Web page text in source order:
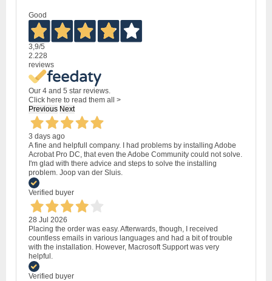
Good
3,9/5
2.228
reviews
Our 4 and 5 star reviews.
Click here to read them all >
Previous Next
3 days ago
A fine and helpfull company. I had problems by installing Adobe
Acrobat Pro DC, that even the Adobe Community could not solve.
I'm glad with there advice and steps to solve the installing
problem. Joop van der Sluis.
Verified buyer
28 Jul 2026
Placing the order was easy. Afterwards, though, I received
countless emails in various languages and had a bit of trouble
with the installation. However, Macrosoft Support was very
helpful.
Verified buyer